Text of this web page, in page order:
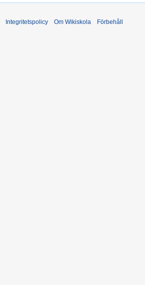
Integritetspolicy Om Wikiskola Förbehåll